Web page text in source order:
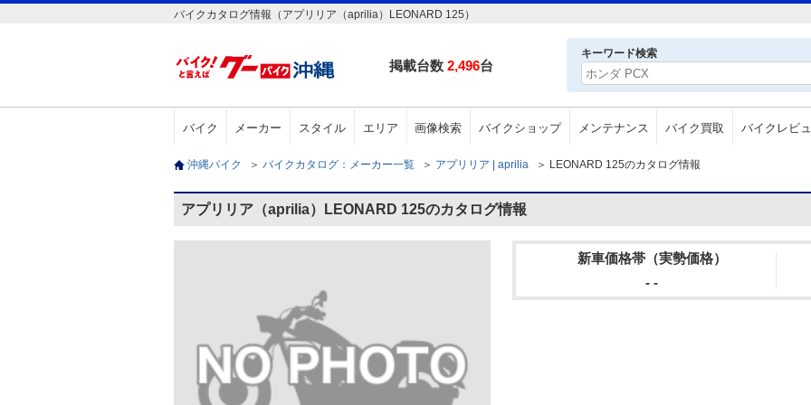
バイクカタログ情報（アプリリア（aprilia）LEONARD 125）
掲載台数 2,496台
キーワード検索
バイク メーカー スタイル エリア 画像検索 バイクショップ メンテナンス バイク買取 バイクレビ
沖縄バイク ＞ バイクカタログ：メーカー一覧 ＞ アプリリア | aprilia ＞ LEONARD 125のカタログ情報
アプリリア（aprilia）LEONARD 125のカタログ情報
新車価格帯（実勢価格）
- -